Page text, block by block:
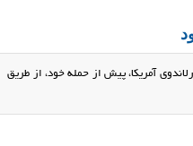
آمریکا، پیش از حمله خود، از طریق